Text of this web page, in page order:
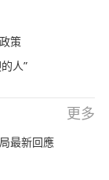
策
人”
更多
最新回應